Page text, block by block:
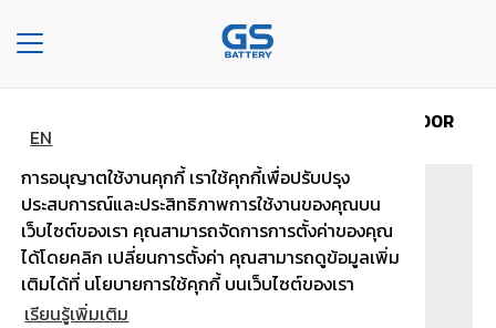
EN
การอนุญาตใช้งานคุกกี้ เราใช้คุกกี้เพื่อปรับปรุง
ประสบการณ์และประสิทธิภาพการใช้งานของคุณบน
เว็บไซต์ของเรา คุณสามารถจัดการการตั้งค่าของคุณ
ได้โดยคลิก เปลี่ยนการตั้งค่า คุณสามารถดูข้อมูลเพิ่ม
เติมได้ที่ นโยบายการใช้คุกกี้ บนเว็บไซต์ของเรา
เรียนรู้เพิ่มเติม
Toggle
navigation
องค์กร
ประเภท
รถยนต์
MFX200R